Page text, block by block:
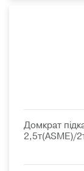
Домкрат
2,5т(ASME)/